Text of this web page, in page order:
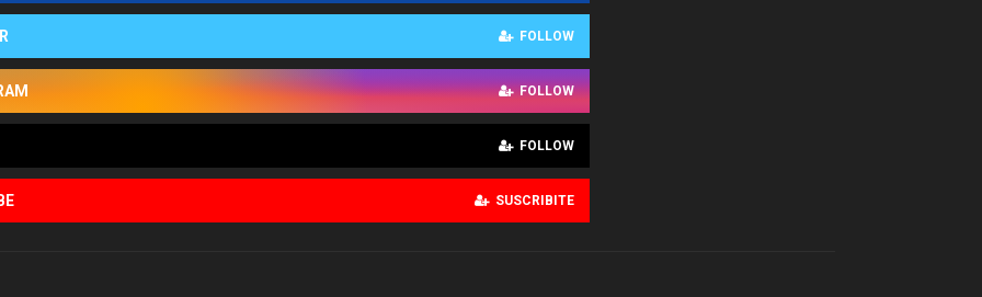
FOLLOW
FOLLOW
FOLLOW
SUSCRIBITE